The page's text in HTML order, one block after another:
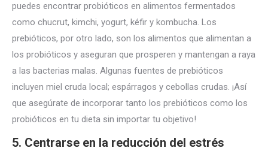
puedes encontrar probióticos en alimentos fermentados
como chucrut, kimchi, yogurt, kéfir y kombucha. Los
prebióticos, por otro lado, son los alimentos que alimentan a
los probióticos y aseguran que prosperen y mantengan a raya
a las bacterias malas. Algunas fuentes de prebióticos
incluyen miel cruda local; espárragos y cebollas crudas. ¡Así
que asegúrate de incorporar tanto los prebióticos como los
probióticos en tu dieta sin importar tu objetivo!
5. Centrarse en la reducción del estrés